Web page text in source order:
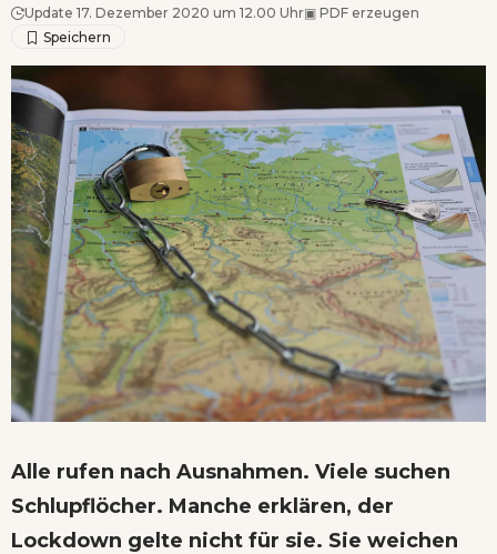
Update 17. Dezember 2020 um 12.00 Uhr▣ PDF erzeugen
Alle rufen nach Ausnahmen. Viele suchen
Schlupflöcher. Manche erklären, der
Lockdown gelte nicht für sie. Sie weichen